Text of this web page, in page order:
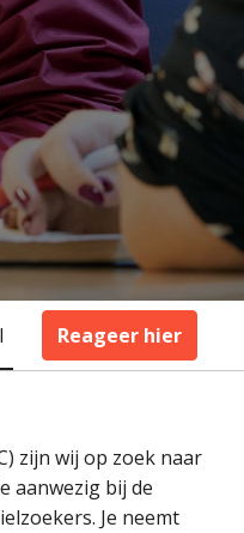
Reageer hier
zijn wij op zoek naar
aanwezig bij de
Je neemt